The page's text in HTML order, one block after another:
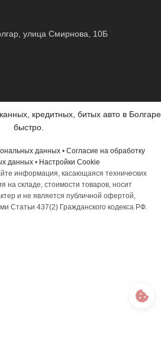
улица Смирнова, 10Б
кредитных, битых авто в Болгаре
быстро.
данных• Согласие на обработку
данных • Настройки Cookie
информация, касающаяся технических
на складе, стоимости товаров, носит
и не является публичной офертой,
Статьи 437(2) Гражданского кодекса РФ.